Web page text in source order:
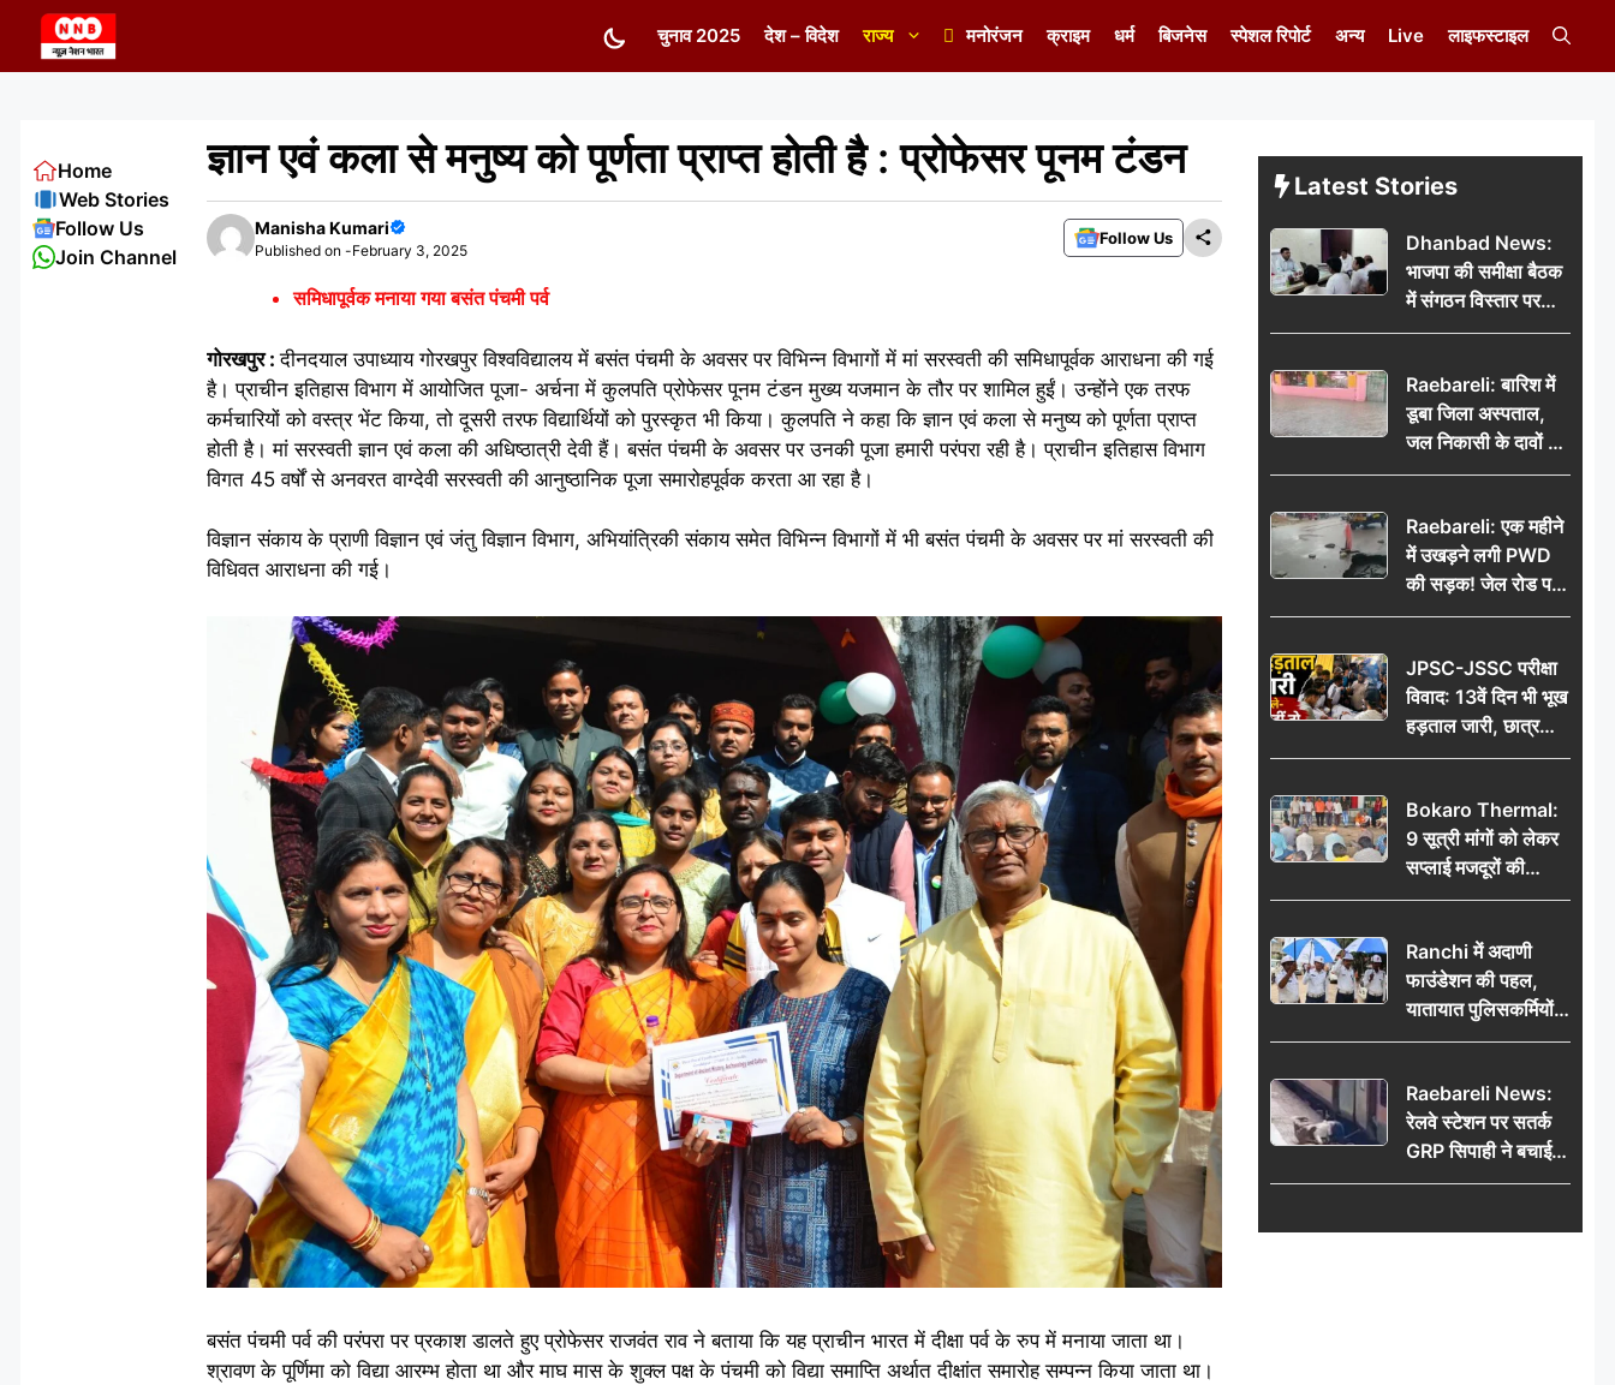
content
चुनाव 2025 देश – विदेश राज्य मनोरंजन क्राइम धर्म बिजनेस स्पेशल रिपोर्ट अन्य Live लाइफस्टाइल
ज्ञान एवं कला से मनुष्य को पूर्णता प्राप्त होती है : प्रोफेसर पूनम टंडन
Manisha Kumari
Published on -February 3, 2025
Follow Us
समिधापूर्वक मनाया गया बसंत पंचमी पर्व
गोरखपुर :दीनदयाल उपाध्याय गोरखपुर विश्वविद्यालय में बसंत पंचमी के अवसर पर विभिन्न विभागों में मां सरस्वती की समिधापूर्वक आराधना की गई
है। प्राचीन इतिहास विभाग में आयोजित पूजा- अर्चना में कुलपति प्रोफेसर पूनम टंडन मुख्य यजमान के तौर पर शामिल हुईं। उन्होंने एक तरफ
कर्मचारियों को वस्त्र भेंट किया, तो दूसरी तरफ विद्यार्थियों को पुरस्कृत भी किया। कुलपति ने कहा कि ज्ञान एवं कला से मनुष्य को पूर्णता प्राप्त
होती है। मां सरस्वती ज्ञान एवं कला की अधिष्ठात्री देवी हैं। बसंत पंचमी के अवसर पर उनकी पूजा हमारी परंपरा रही है। प्राचीन इतिहास विभाग
विगत 45 वर्षों से अनवरत वाग्देवी सरस्वती की आनुष्ठानिक पूजा समारोहपूर्वक करता आ रहा है।
विज्ञान संकाय के प्राणी विज्ञान एवं जंतु विज्ञान विभाग, अभियांत्रिकी संकाय समेत विभिन्न विभागों में भी बसंत पंचमी के अवसर पर मां सरस्वती की
विधिवत आराधना की गई।
बसंत पंचमी पर्व की परंपरा पर प्रकाश डालते हुए प्रोफेसर राजवंत राव ने बताया कि यह प्राचीन भारत में दीक्षा पर्व के रुप में मनाया जाता था।
श्रावण के पूर्णिमा को विद्या आरम्भ होता था और माघ मास के शुक्ल पक्ष के पंचमी को विद्या समाप्ति अर्थात दीक्षांत समारोह सम्पन्न किया जाता था।
Home
Web Stories
Follow Us
Join Channel
Latest Stories
Dhanbad News:
भाजपा की समीक्षा बैठक
में संगठन विस्तार पर
मंथन, बीडीओ से
जनसमस्याओं का विवरण
Raebareli: बारिश में
डूबा जिला अस्पताल,
जल निकासी के दावों की
खुली पोल
Raebareli: एक महीने
में उखड़ने लगी PWD
की सड़क! जेल रोड पर
गड्ढे ने खोली निर्माण
की उठी मांग
JPSC-JSSC परीक्षा
विवाद: 13वें दिन भी भूख
हड़ताल जारी, छात्र
बोले- जांच नहीं तो
Bokaro Thermal:
9 सूत्री मांगों को लेकर
सप्लाई मजदूरों की
हुंकार, 12 अगस्त के
Ranchi में अदाणी
फाउंडेशन की पहल,
यातायात पुलिसकर्मियों
को वितरित किए गए छाते
Raebareli News:
रेलवे स्टेशन पर सतर्क
GRP सिपाही ने बचाई
महिला की जान, चलती
हादसा टला; घटना